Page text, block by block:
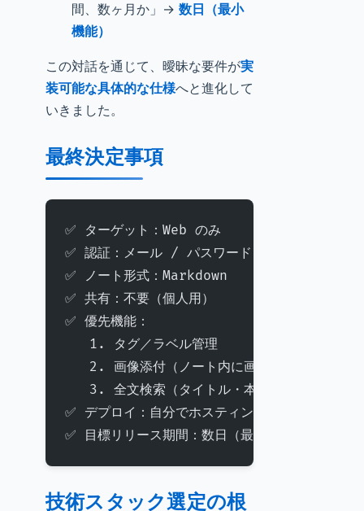
間、数ヶ月か」→ 数日（最小
機能）
この対話を通じて、曖昧な要件が実
装可能な具体的な仕様へと進化して
いきました。
最終決定事項
✅ ターゲット：Web のみ
✅ 認証：メール / パスワード（ユーザー毎のア
✅ ノート形式：Markdown
✅ 共有：不要（個人用）
✅ 優先機能：
   1. タグ／ラベル管理
   2. 画像添付（ノート内に画像を埋め込める）
   3. 全文検索（タイトル・本文）
✅ デプロイ：自分でホスティング（Docker コ
✅ 目標リリース期間：数日（最小機能）
技術スタック選定の根